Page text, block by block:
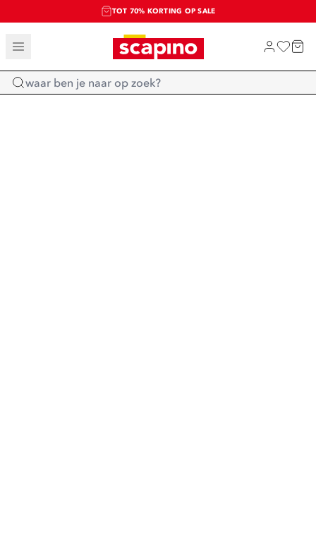
TOT 70% KORTING OP SALE
SALE: LAATSTE KANS!
SHOP NIEUW
Home